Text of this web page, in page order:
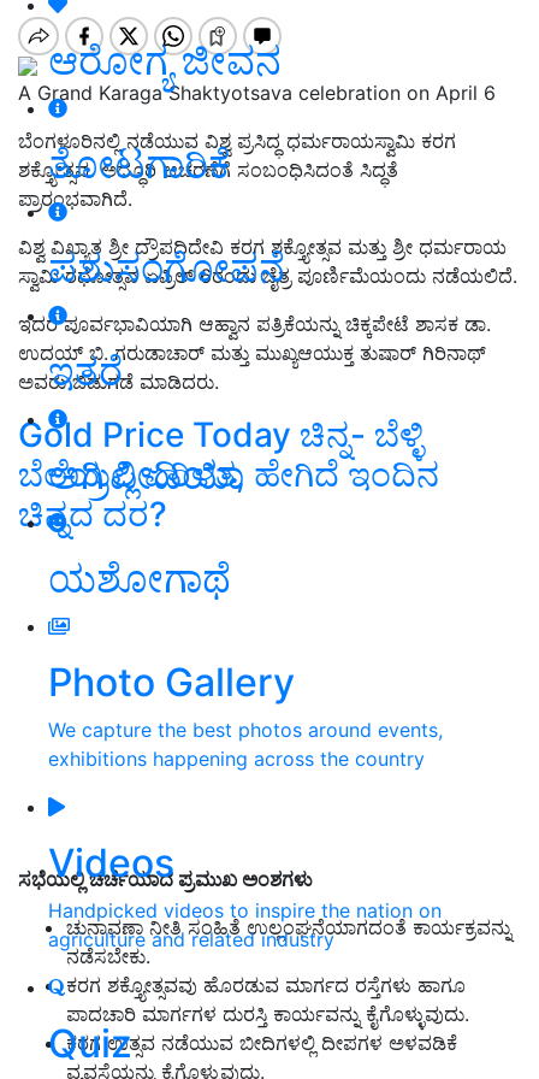
ಆರೋಗ್ಯ ಜೀವನ
ತೋಟಗಾರಿಕೆ
ಪಶುಸಂಗೋಪನೆ
ಇತರೆ
ಅಗ್ರಿಪೀಡಿಯಾ
ಯಶೋಗಾಥೆ
Photo Gallery
We capture the best photos around events,
exhibitions happening across the country
Videos
Handpicked videos to inspire the nation on
agriculture and related industry
Quiz
A Grand Karaga Shaktyotsava celebration on April 6
ಬೆಂಗಳೂರಿನಲ್ಲಿ ನಡೆಯುವ ವಿಶ್ವ ಪ್ರಸಿದ್ಧ ಧರ್ಮರಾಯಸ್ವಾಮಿ ಕರಗ
ಶಕ್ತ್ಯೋತ್ಸವ ಅದ್ಧೂರಿ ಆಚರಣೆಗೆ ಸಂಬಂಧಿಸಿದಂತೆ ಸಿದ್ಧತೆ
ಪ್ರಾರಂಭವಾಗಿದೆ.
ವಿಶ್ವ ವಿಖ್ಯಾತ ಶ್ರೀ ದ್ರೌಪದಿದೇವಿ ಕರಗ ಶಕ್ತ್ಯೋತ್ಸವ ಮತ್ತು ಶ್ರೀ ಧರ್ಮರಾಯ
ಸ್ವಾಮಿ ರಥೋತ್ಸವ ಏಪ್ರಿಲ್‌ 6ರಂದು ಚೈತ್ರ ಪೂರ್ಣಿಮೆಯಂದು ನಡೆಯಲಿದೆ.
ಇದರ ಪೂರ್ವಭಾವಿಯಾಗಿ ಆಹ್ವಾನ ಪತ್ರಿಕೆಯನ್ನು ಚಿಕ್ಕಪೇಟೆ ಶಾಸಕ ಡಾ.
ಉದಯ್ ಬಿ. ಗರುಡಾಚಾರ್ ಮತ್ತು ಮುಖ್ಯಆಯುಕ್ತ ತುಷಾರ್ ಗಿರಿನಾಥ್
ಅವರು ಬಿಡುಗಡೆ ಮಾಡಿದರು.
Gold Price Today ಚಿನ್ನ- ಬೆಳ್ಳಿ
ಬೆಲೆಯಲ್ಲಿ ಏರಿಳಿತ, ಹೇಗಿದೆ ಇಂದಿನ
ಚಿನ್ನದ ದರ?
ಸಭೆಯಲ್ಲಿ ಚರ್ಚೆಯಾದ ಪ್ರಮುಖ ಅಂಶಗಳು
ಚುನಾವಣಾ ನೀತಿ ಸಂಹಿತೆ ಉಲ್ಲಂಘನೆಯಾಗದಂತೆ ಕಾರ್ಯಕ್ರವನ್ನು
ನಡೆಸಬೇಕು.
ಕರಗ ಶಕ್ತ್ಯೋತ್ಸವವು ಹೊರಡುವ ಮಾರ್ಗದ ರಸ್ತೆಗಳು ಹಾಗೂ
ಪಾದಚಾರಿ ಮಾರ್ಗಗಳ ದುರಸ್ತಿ ಕಾರ್ಯವನ್ನು ಕೈಗೊಳ್ಳುವುದು.
ಕರಗ ಉತ್ಸವ ನಡೆಯುವ ಬೀದಿಗಳಲ್ಲಿ ದೀಪಗಳ ಅಳವಡಿಕೆ
ವ್ಯವಸ್ಥೆಯನ್ನು ಕೈಗೊಳ್ಳುವುದು.